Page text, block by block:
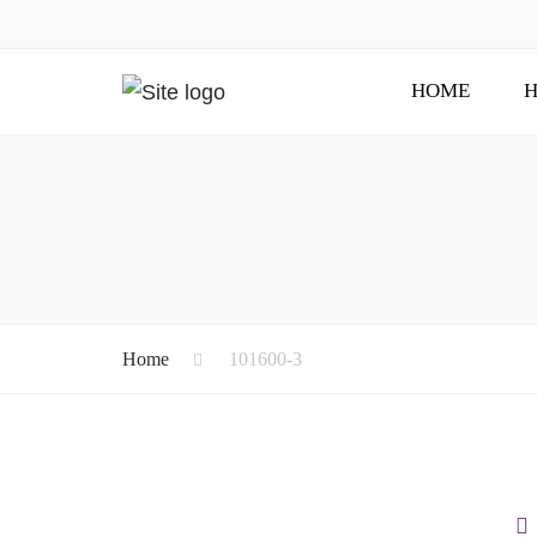
HOME
Home 101600-3